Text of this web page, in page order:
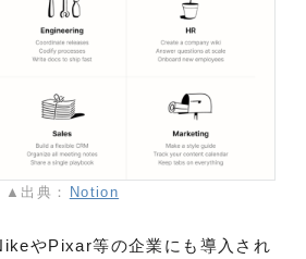
▲出典： Notion
やPixar等の企業にも導入され